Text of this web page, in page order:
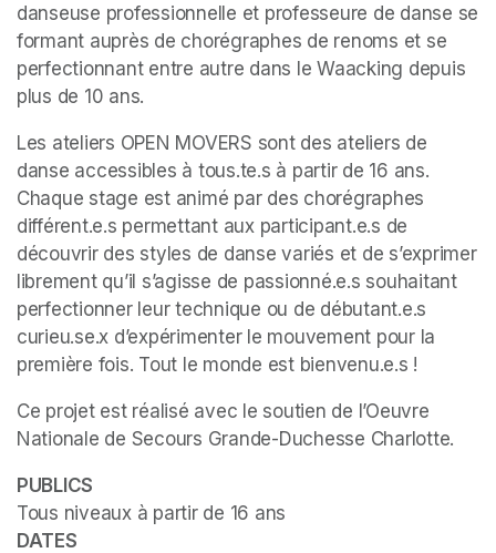
danseuse professionnelle et professeure de danse se
formant auprès de chorégraphes de renoms et se
perfectionnant entre autre dans le Waacking depuis
plus de 10 ans.
Les ateliers OPEN MOVERS sont des ateliers de
danse accessibles à tous.te.s à partir de 16 ans.
Chaque stage est animé par des chorégraphes
différent.e.s permettant aux participant.e.s de
découvrir des styles de danse variés et de s’exprimer
librement qu’il s’agisse de passionné.e.s souhaitant
perfectionner leur technique ou de débutant.e.s
curieu.se.x d’expérimenter le mouvement pour la
première fois. Tout le monde est bienvenu.e.s !
Ce projet est réalisé avec le soutien de l’Oeuvre
Nationale de Secours Grande-Duchesse Charlotte.
PUBLICS
Tous niveaux à partir de 16 ans
DATES